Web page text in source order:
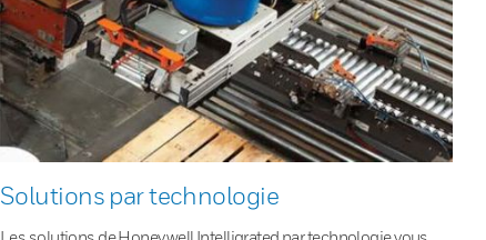
Solutions par technologie